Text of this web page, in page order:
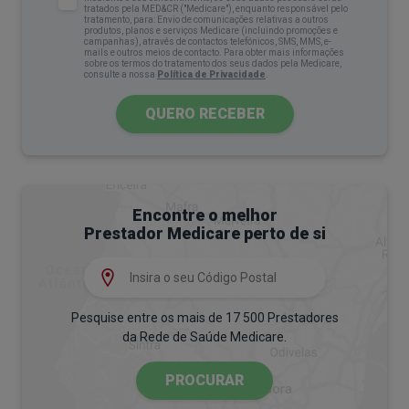
Possuem um conhecimento aprofundado sobre a
neuroquímica, farmacologia e outros aspetos
biológicos que influenciam a saúde mental.
Os psiquiatras podem trabalhar em conjunto com
os psicólogos para fornecer um tratamento
como a psicoterapia.
psicologia e psiquiatria?
Em resumo, as principais diferenças entre estas
duas especialidades são
1. Formação e Abordagem
tratados pela MED&CR ("Medicare"), enquanto responsável pelo
tratamento, para: Envio de comunicações relativas a outros
produtos, planos e serviços Medicare (incluindo promoções e
campanhas), através de contactos telefónicos, SMS, MMS, e-
mails e outros meios de contacto. Para obter mais informações
sobre os termos do tratamento dos seus dados pela Medicare,
consulte a nossa Política de Privacidade
QUERO RECEBER
Encontre o melhor
Prestador Medicare perto de si
Pesquise entre os mais de 17 500 Prestadores
da Rede de Saúde Medicare.
PROCURAR